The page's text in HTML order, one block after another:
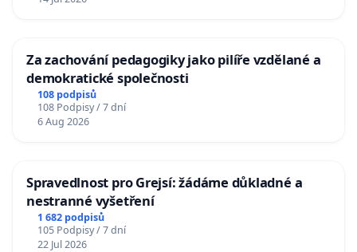
Za zachování pedagogiky jako pilíře vzdělané a
demokratické společnosti
108 podpisů
108 Podpisy / 7 dní
6 Aug 2026
Spravedlnost pro Grejsí: žádáme důkladné a
nestranné vyšetření
1 682 podpisů
105 Podpisy / 7 dní
22 Jul 2026